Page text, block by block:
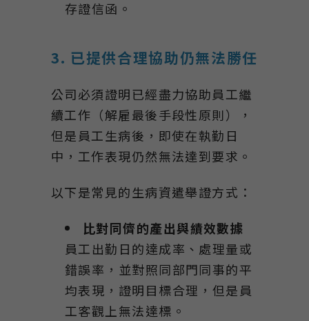
存證信函。
3. 已提供合理協助仍無法勝任
公司必須證明已經盡力協助員工繼
續工作（解雇最後手段性原則），
但是員工生病後，即使在執勤日
中，工作表現仍然無法達到要求。
以下是常見的生病資遣舉證方式：
比對同儕的產出與績效數據
員工出勤日的達成率、處理量或
錯誤率，並對照同部門同事的平
均表現，證明目標合理，但是員
工客觀上無法達標。